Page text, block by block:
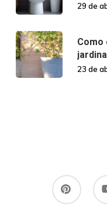
29 de
Como
23 de
pinterest